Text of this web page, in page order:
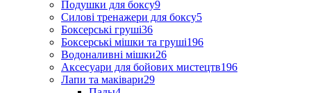
Подушки для боксу9
Силові тренажери для боксу5
Боксерські груші36
Боксерські мішки та груші196
Водоналивні мішки26
Аксесуари для бойових мистецтв196
Лапи та маківари29